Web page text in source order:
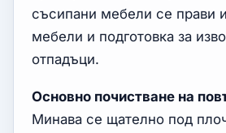
съсипани мебели се прави
мебели и подготовка за
отпадъци.
Основно почистване на
Минава се щателно под